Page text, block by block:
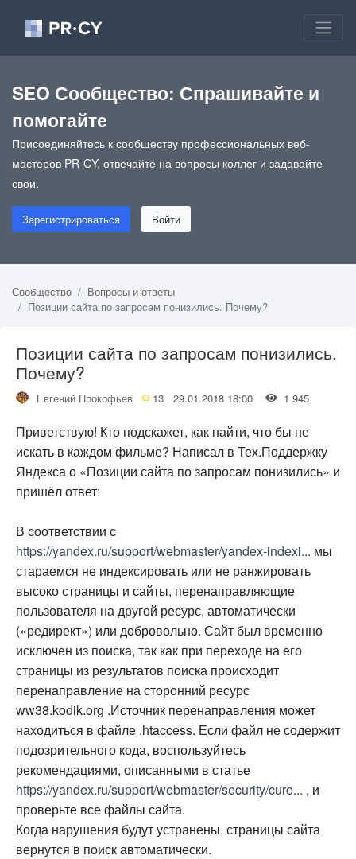
SEO Сообщество: Спрашивайте и
помогайте
Присоединяйтесь к сообществу профессиональных веб-
мастеров PR-CY, отвечайте на вопросы коллег и задавайте
свои.
Зарегистрироваться Войти
Сообщество
Вопросы и ответы
Позиции сайта по запросам понизились. Почему?
Позиции сайта по запросам понизились.
Почему?
Евгений Прокофьев 13 29.01.2018 18:00 1 945
Приветствую! Кто подскажет, как найти, что бы не
искать в каждом фильме? Написал в Тех.Поддержку
Яндекса о «Позиции сайта по запросам понизились» и
пришёл ответ:
В соответствии с
https://yandex.ru/support/webmaster/yandex-indexi... мы
стараемся не индексировать или не ранжировать
высоко страницы и сайты, перенаправляющие
пользователя на другой ресурс, автоматически
(«редирект») или добровольно. Сайт был временно
исключен из поиска, так как при переходе на его
страницы из результатов поиска происходит
перенаправление на сторонний ресурс
ww38.kodik.org .Источник перенаправления может
находиться в файле .htaccess. Если файл не содержит
подозрительного кода, воспользуйтесь
рекомендациями, описанными в статье
https://yandex.ru/support/webmaster/security/cure... , и
проверьте все файлы сайта.
Когда нарушения будут устранены, страницы сайта
вернутся в поиск автоматически.